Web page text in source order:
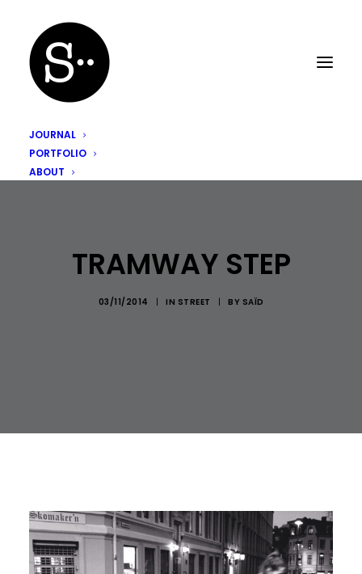
JOURNAL
PORTFOLIO
ABOUT
TRAMWAY STEP
03/11/2014 | IN STREET | BY SAÏD